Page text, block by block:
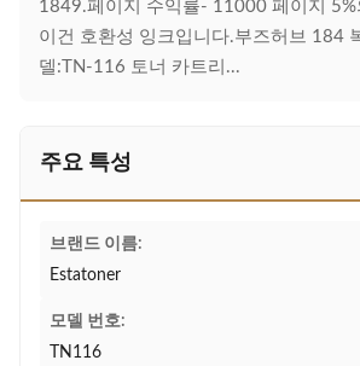
1849.페이지 수익률- 11000 페이지
이건 호환성 잉크입니다.부즈허브 184
델:TN-116 토너 카트리...
주요 특성
브랜드 이름:
Estatoner
모델 번호:
TN116